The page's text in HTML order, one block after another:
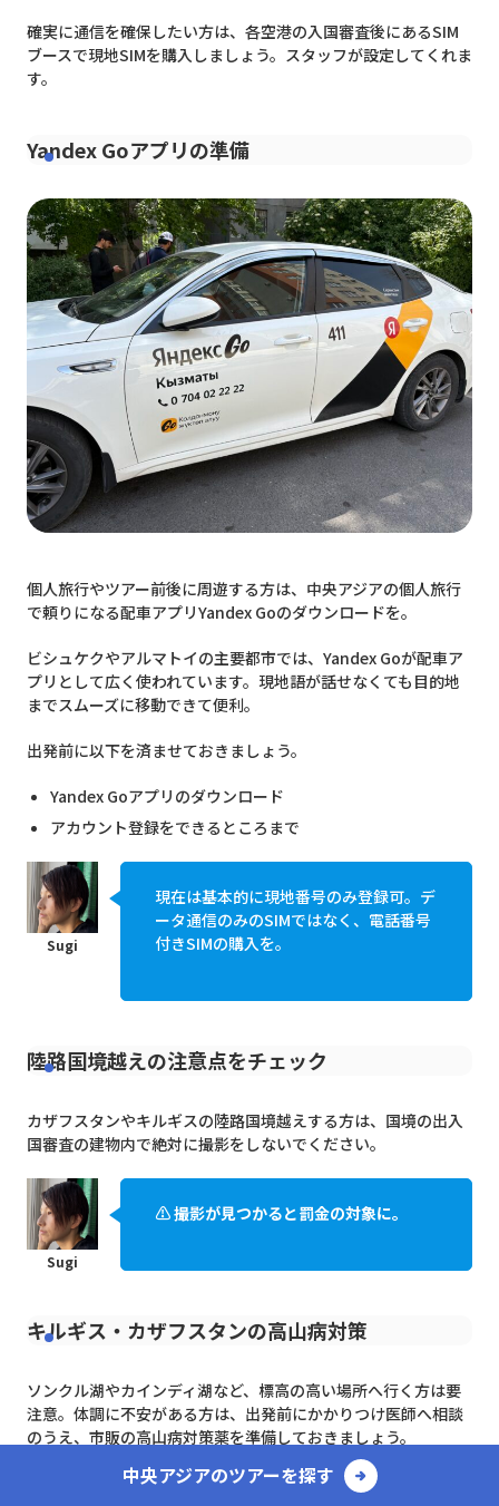
中央アジアのツアーを探す
確実に通信を確保したい方は、各空港の入国審査後にあるSIM
ブースで現地SIMを購入しましょう。スタッフが設定してくれま
す。
Yandex Goアプリの準備
個人旅行やツアー前後に周遊する方は、中央アジアの個人旅行
で頼りになる配車アプリYandex Goのダウンロードを。
ビシュケクやアルマトイの主要都市では、Yandex Goが配車ア
プリとして広く使われています。現地語が話せなくても目的地
までスムーズに移動できて便利。
出発前に以下を済ませておきましょう。
Yandex Goアプリのダウンロード
アカウント登録をできるところまで
現在は基本的に現地番号のみ登録可。デ
ータ通信のみのSIMではなく、電話番号
付きSIMの購入を。
陸路国境越えの注意点をチェック
カザフスタンやキルギスの陸路国境越えする方は、国境の出入
国審査の建物内で絶対に撮影をしないでください。
⚠️ 撮影が見つかると罰金の対象に。
キルギス・カザフスタンの高山病対策
ソンクル湖やカインディ湖など、標高の高い場所へ行く方は要
注意。体調に不安がある方は、出発前にかかりつけ医師へ相談
のうえ、市販の高山病対策薬を準備しておきましょう。